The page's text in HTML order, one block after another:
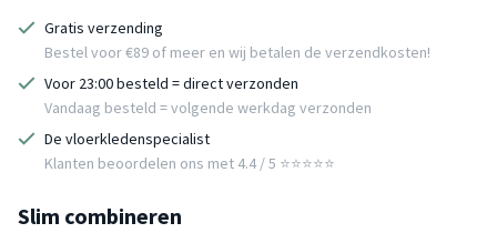
Gratis verzending
Bestel voor €89 of meer en wij betalen de verzendkosten!
Voor 23:00 besteld = direct verzonden
Vandaag besteld = volgende werkdag verzonden
De vloerkledenspecialist
Klanten beoordelen ons met 4.4 / 5 ⭐⭐⭐⭐⭐
Slim combineren